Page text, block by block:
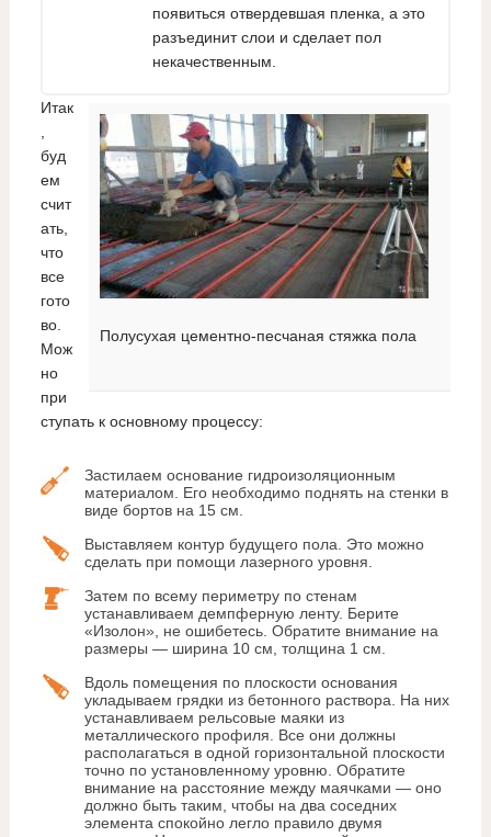
появиться отвердевшая пленка, а это
разъединит слои и сделает пол
некачественным.
Полусухая цементно-песчаная стяжка пола
Итак
буд
ем
счит
ать,
что
все
гото
во.
Мож
но
при
ступать к основному процессу:
Застилаем основание гидроизоляционным
материалом. Его необходимо поднять на стенки в
виде бортов на 15 см.
Выставляем контур будущего пола. Это можно
сделать при помощи лазерного уровня.
Затем по всему периметру по стенам
устанавливаем демпферную ленту. Берите
«Изолон», не ошибетесь. Обратите внимание на
размеры — ширина 10 см, толщина 1 см.
Вдоль помещения по плоскости основания
укладываем грядки из бетонного раствора. На них
устанавливаем рельсовые маяки из
металлического профиля. Все они должны
располагаться в одной горизонтальной плоскости
точно по установленному уровню. Обратите
внимание на расстояние между маячками — оно
должно быть таким, чтобы на два соседних
элемента спокойно легло правило двумя